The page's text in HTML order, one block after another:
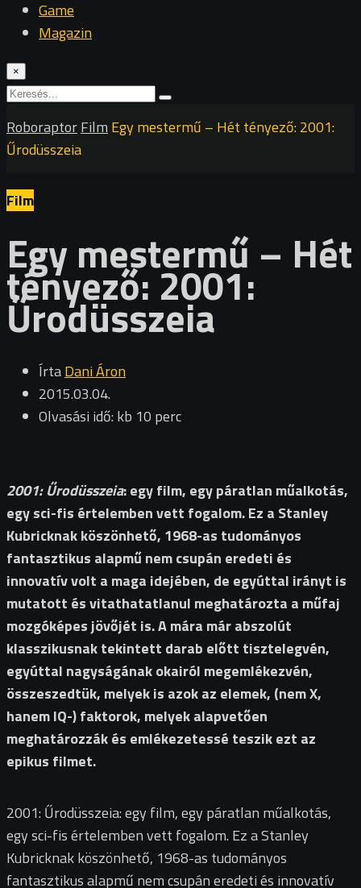
Game
Magazin
×
RoboraptorFilm Egy mestermű – Hét tényező: 2001:
Űrodüsszeia
Film
Egy mestermű – Hét
tényező: 2001:
Űrodüsszeia
ÍrtaDani Áron
2015.03.04.
Olvasási idő: kb 10 perc
2001: Űrodüsszeia: egy film, egy páratlan műalkotás,
egy sci-fis értelemben vett fogalom. Ez a Stanley
Kubricknak köszönhető, 1968-as tudományos
fantasztikus alapmű nem csupán eredeti és
innovatív volt a maga idejében, de egyúttal irányt is
mutatott és vitathatatlanul meghatározta a műfaj
mozgóképes jövőjét is. A mára már abszolút
klasszikusnak tekintett darab előtt tisztelegvén,
egyúttal nagyságának okairól megemlékezvén,
összeszedtük, melyek is azok az elemek, (nem X,
hanem IQ-) faktorok, melyek alapvetően
meghatározzák és emlékezetessé teszik ezt az
epikus filmet.
2001: Űrodüsszeia: egy film, egy páratlan műalkotás,
egy sci-fis értelemben vett fogalom. Ez a Stanley
Kubricknak köszönhető, 1968-as tudományos
fantasztikus alapmű nem csupán eredeti és innovatív